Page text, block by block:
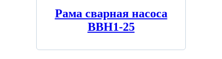
Рама сварная насоса
ВВН1-25